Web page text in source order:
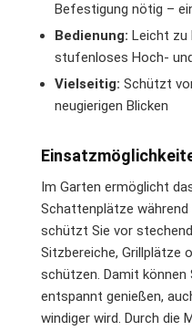
Befestigung nötig –
Bedienung: Leicht zu
stufenloses Hoch-
Vielseitig: Schützt
neugierigen Blicken
Im Garten ermöglicht
Schattenplätze
schützt Sie vor
Sitzbereiche, Grillplätze
schützen. Damit
entspannt genießen,
windiger wird. Durch die